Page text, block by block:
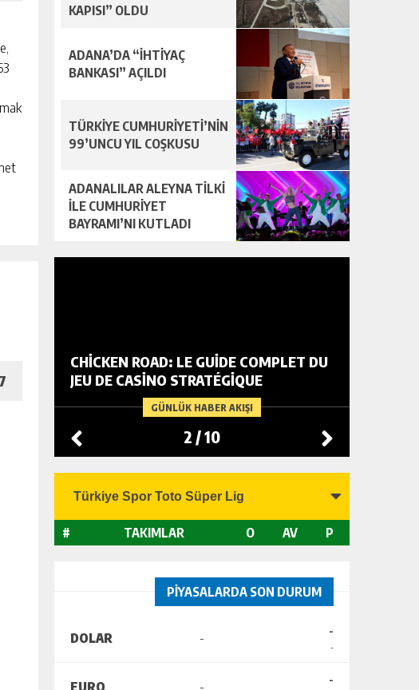
KAPISI” OLDU
ADANA’DA “İHTİYAÇ
BANKASI” AÇILDI
TÜRKİYE CUMHURİYETİ’NİN
99’UNCU YIL COŞKUSU
ADANALILAR ALEYNA TİLKİ
İLE CUMHURİYET
BAYRAMI’NI KUTLADI
GÜNLÜK HABER AKIŞI
CHICKEN ROAD: LE GUIDE COMPLET DU
JEU DE CASINO STRATÉGIQUE
2 /10
# TAKIMLAR O AV P
PİYASALARDA SON DURUM
DOLAR - -
-
EURO - -